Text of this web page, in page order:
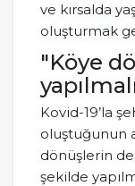
ve kırsalda
oluşturmak
"Köye
Kovid-19’la
oluştuğunun
dönüşlerin
şekilde